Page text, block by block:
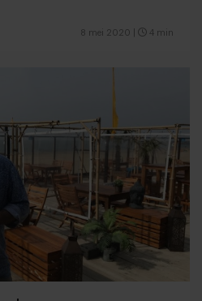
8 mei 2020 4 min